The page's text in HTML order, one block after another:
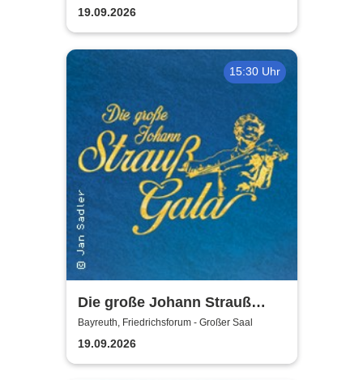
19.09.2026
15:30 Uhr
Die große Johann Strauß
Gala - unsterbliche Arien &
Duette der Strauß Familie
Bayreuth, Friedrichsforum - Großer Saal
19.09.2026